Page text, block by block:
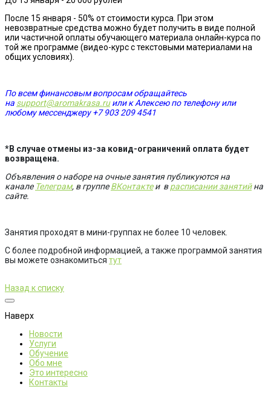
После 15 января - 50% от стоимости курса. При этом
невозвратные средства можно будет получить в виде полной
или частичной оплаты обучающего материала онлайн-курса по
той же программе (видео-курс с текстовыми материалами на
общих условиях).
По всем финансовым вопросам обращайтесь
на support@aromakrasa.ruили к Алексею по телефону или
любому мессенджеру +7 903 209 4541
*В случае отмены из-за ковид-ограничений оплата будет
возвращена.
Объявления о наборе на очные занятия публикуются на
канале Телеграм, в группеВКонтактеи врасписании занятийна
сайте.
Занятия проходят в мини-группах не более 10 человек.
С более подробной информацией, а также программой занятия
вы можете ознакомиться тут
Назад к списку
Наверх
Новости
Услуги
Обучение
Обо мне
Это интересно
Контакты